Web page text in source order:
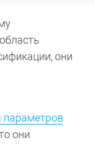
они
параметров
они